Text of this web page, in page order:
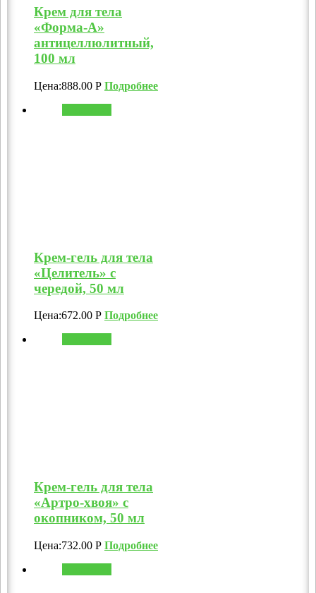
Крем для тела
«Форма-А»
антицеллюлитный,
100 мл
Цена:888.00 Р Подробнее
Крем-гель для тела
«Целитель» с
чередой, 50 мл
Цена:672.00 Р Подробнее
Крем-гель для тела
«Артро-хвоя» с
окопником, 50 мл
Цена:732.00 Р Подробнее